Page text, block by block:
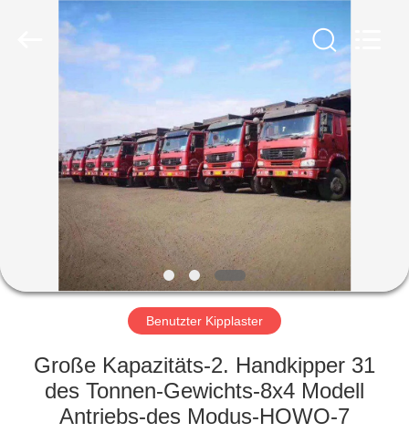
HAUS
PRODUKTE
ÜBER
FABRIK-
QUALITÄTSKONTROLLE
Benutzter Kipplaster
Große Kapazitäts-2. Handkipper 31
des Tonnen-Gewichts-8x4 Modell
Antriebs-des Modus-HOWO-7